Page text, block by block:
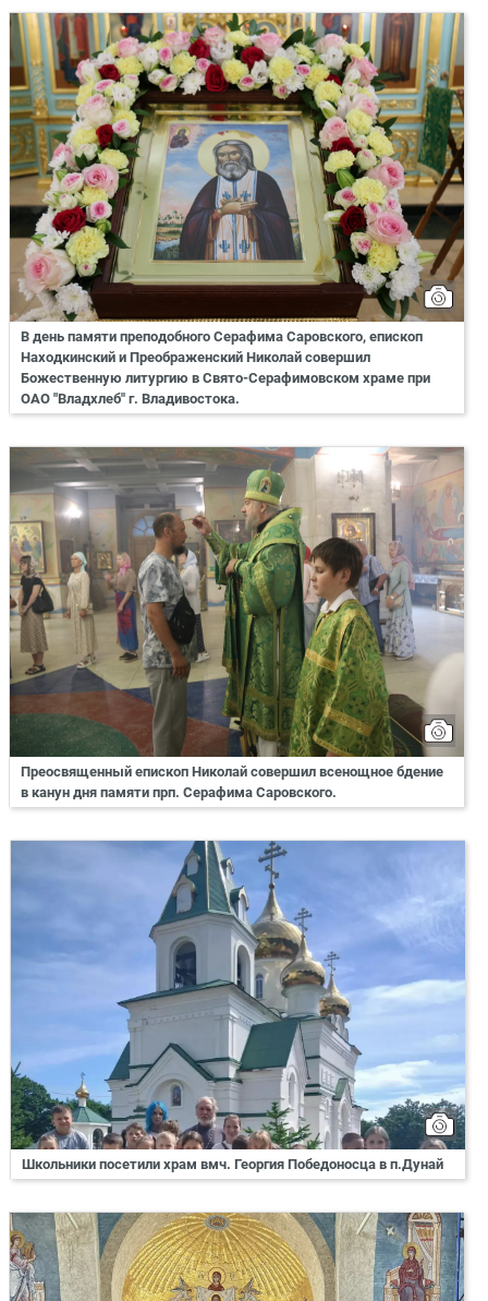
В день памяти преподобного Серафима Саровского, епископ
Находкинский и Преображенский Николай совершил
Божественную литургию в Свято-Серафимовском храме при
ОАО "Владхлеб" г. Владивостока.
Преосвященный епископ Николай совершил всенощное бдение
в канун дня памяти прп. Серафима Саровского.
Школьники посетили храм вмч. Георгия Победоносца в п.Дунай